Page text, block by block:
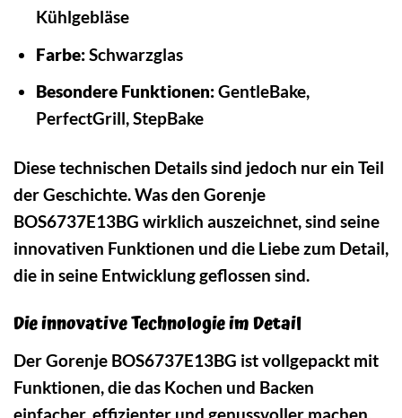
Kühlgebläse
Farbe:Schwarzglas
Besondere Funktionen:GentleBake,
PerfectGrill, StepBake
Diese technischen Details sind jedoch nur ein Teil
der Geschichte. Was den Gorenje
BOS6737E13BG wirklich auszeichnet, sind seine
innovativen Funktionen und die Liebe zum Detail,
die in seine Entwicklung geflossen sind.
Die innovative Technologie im Detail
Der Gorenje BOS6737E13BG ist vollgepackt mit
Funktionen, die das Kochen und Backen